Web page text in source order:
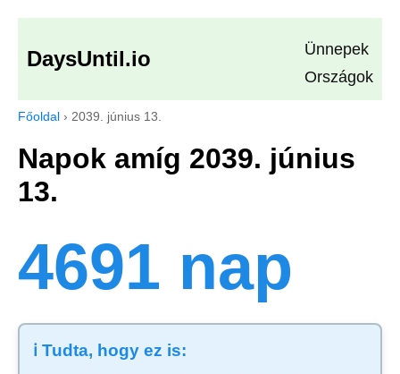
DaysUntil.io
Ünnepek
Országok
Főoldal › 2039. június 13.
Napok amíg 2039. június
13.
4691 nap
ℹ️ Tudta, hogy ez is: